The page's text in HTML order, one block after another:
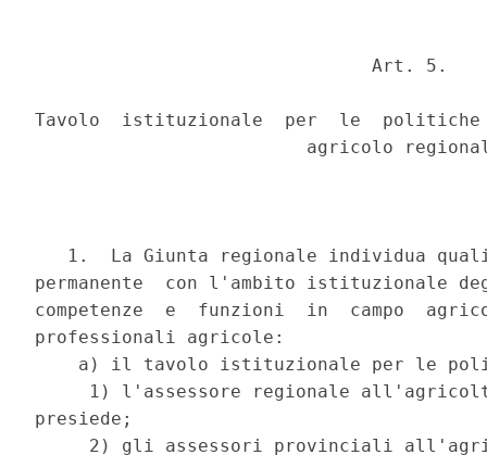
                               Art. 5.
Tavolo  istituzionale  per  le  politiche
agricolo
1.  La Giunta regionale individua
permanente  con l'ambito istituzionale
competenze  e  funzioni  in  campo
professionali agricole:
a) il tavolo istituzionale per le
1) l'assessore regionale
presiede;
2) gli assessori provinciali